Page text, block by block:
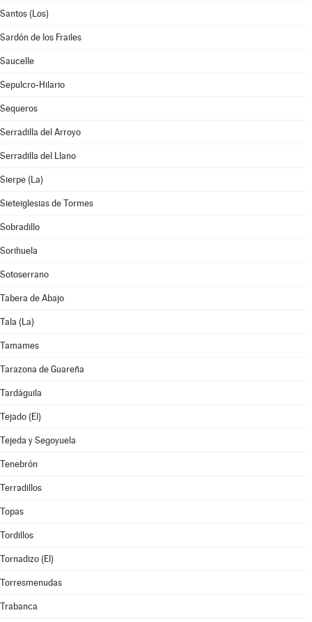
Santos (Los)
Sardón de los Frailes
Saucelle
Sepulcro-Hilario
Sequeros
Serradilla del Arroyo
Serradilla del Llano
Sierpe (La)
Sieteiglesias de Tormes
Sobradillo
Sorihuela
Sotoserrano
Tabera de Abajo
Tala (La)
Tamames
Tarazona de Guareña
Tardáguila
Tejado (El)
Tejeda y Segoyuela
Tenebrón
Terradillos
Topas
Tordillos
Tornadizo (El)
Torresmenudas
Trabanca